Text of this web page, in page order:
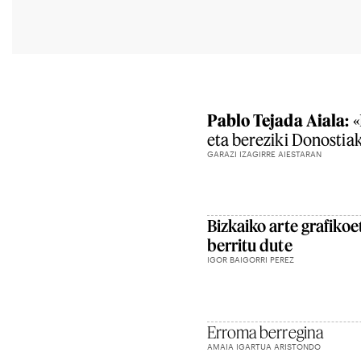
Pablo Tejada Aiala:
eta bereziki
GARAZI IZAGIRRE AIESTARAN
Bizkaiko arte
berritu dute
IGOR BAIGORRI PEREZ
Erroma berregina
AMAIA IGARTUA ARISTONDO